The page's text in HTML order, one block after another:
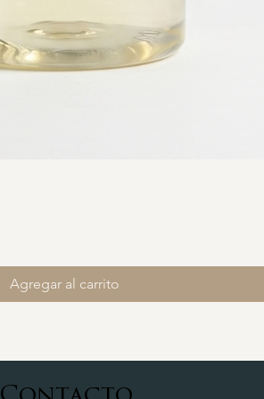
Agregar al carrito